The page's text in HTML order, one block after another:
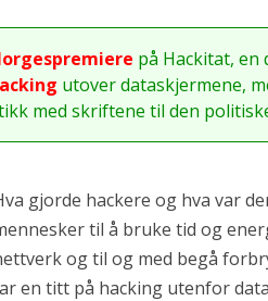
på Hackitat, en
utover dataskjermene,
med skriftene til den
gjorde hackere og hva var
til å bruke tid og
og til og med begå
en titt på hacking utenfor